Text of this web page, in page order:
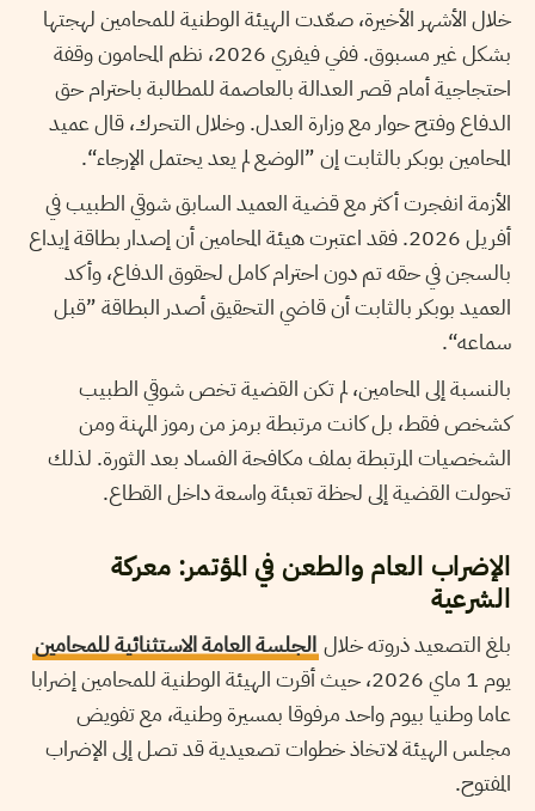
خلال الأشهر الأخيرة، صعّدت الهيئة الوطنية للمحامين لهجتها
بشكل غير مسبوق. ففي فيفري 2026، نظم المحامون وقفة
احتجاجية أمام قصر العدالة بالعاصمة للمطالبة باحترام حق
الدفاع وفتح حوار مع وزارة العدل. وخلال التحرك، قال عميد
المحامين بوبكر بالثابت إن ”الوضع لم يعد يحتمل الإرجاء“.
الأزمة انفجرت أكثر مع قضية العميد السابق شوقي الطبيب في
أفريل 2026. فقد اعتبرت هيئة المحامين أن إصدار بطاقة إيداع
بالسجن في حقه تم دون احترام كامل لحقوق الدفاع، وأكد
العميد بوبكر بالثابت أن قاضي التحقيق أصدر البطاقة ”قبل
سماعه“.
بالنسبة إلى المحامين، لم تكن القضية تخص شوقي الطبيب
كشخص فقط، بل كانت مرتبطة برمز من رموز المهنة ومن
الشخصيات المرتبطة بملف مكافحة الفساد بعد الثورة. لذلك
تحولت القضية إلى لحظة تعبئة واسعة داخل القطاع.
الإضراب العام والطعن في المؤتمر: معركة
الشرعية
بلغ التصعيد ذروته خلال الجلسة العامة الاستثنائية للمحامين
يوم 1 ماي 2026، حيث أقرت الهيئة الوطنية للمحامين إضرابا
عاما وطنيا بيوم واحد مرفوقا بمسيرة وطنية، مع تفويض
مجلس الهيئة لاتخاذ خطوات تصعيدية قد تصل إلى الإضراب
المفتوح.